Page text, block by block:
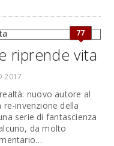
77
riprende vita
2017
nuovo autore al
invenzione della
serie di fantascienza
da molto